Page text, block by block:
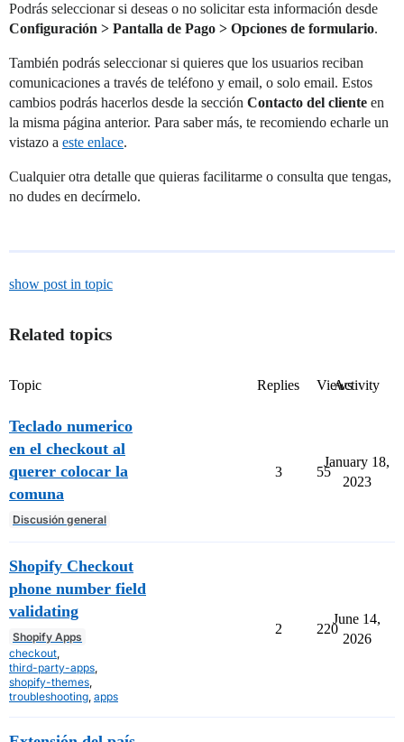
Podrás seleccionar si deseas o no solicitar esta información desde
Configuración > Pantalla de Pago > Opciones de formulario.
También podrás seleccionar si quieres que los usuarios reciban
comunicaciones a través de teléfono y email, o solo email. Estos
cambios podrás hacerlos desde la sección Contacto del cliente en
la misma página anterior. Para saber más, te recomiendo echarle un
vistazo a este enlace.
Cualquier otra detalle que quieras facilitarme o consulta que tengas,
no dudes en decírmelo.
show post in topic
Related topics
Topic Replies ViewsActivity
Teclado numerico
en el checkout al
querer colocar la
comuna
Discusión general
3 55
January 18,
2023
Shopify Checkout
phone number field
validating
Shopify Apps
checkout
third-party-apps
shopify-themes
troubleshooting apps
2 220
June 14,
2026